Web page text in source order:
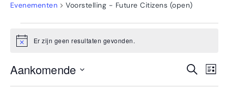
Evenementen Voorstelling - Future Citizens (open)
BerichtEr zijn geen resultaten gevonden.
Zoeken
Lijst
Aankomende
Selecteer